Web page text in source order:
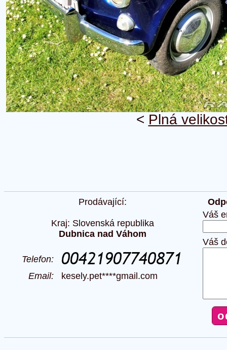
< Plná
Prodávající:
Kraj: Slovenská republika
Dubnica nad Váhom
Telefon:
Email: kesely.pet****gmail.com
Váš
Váš